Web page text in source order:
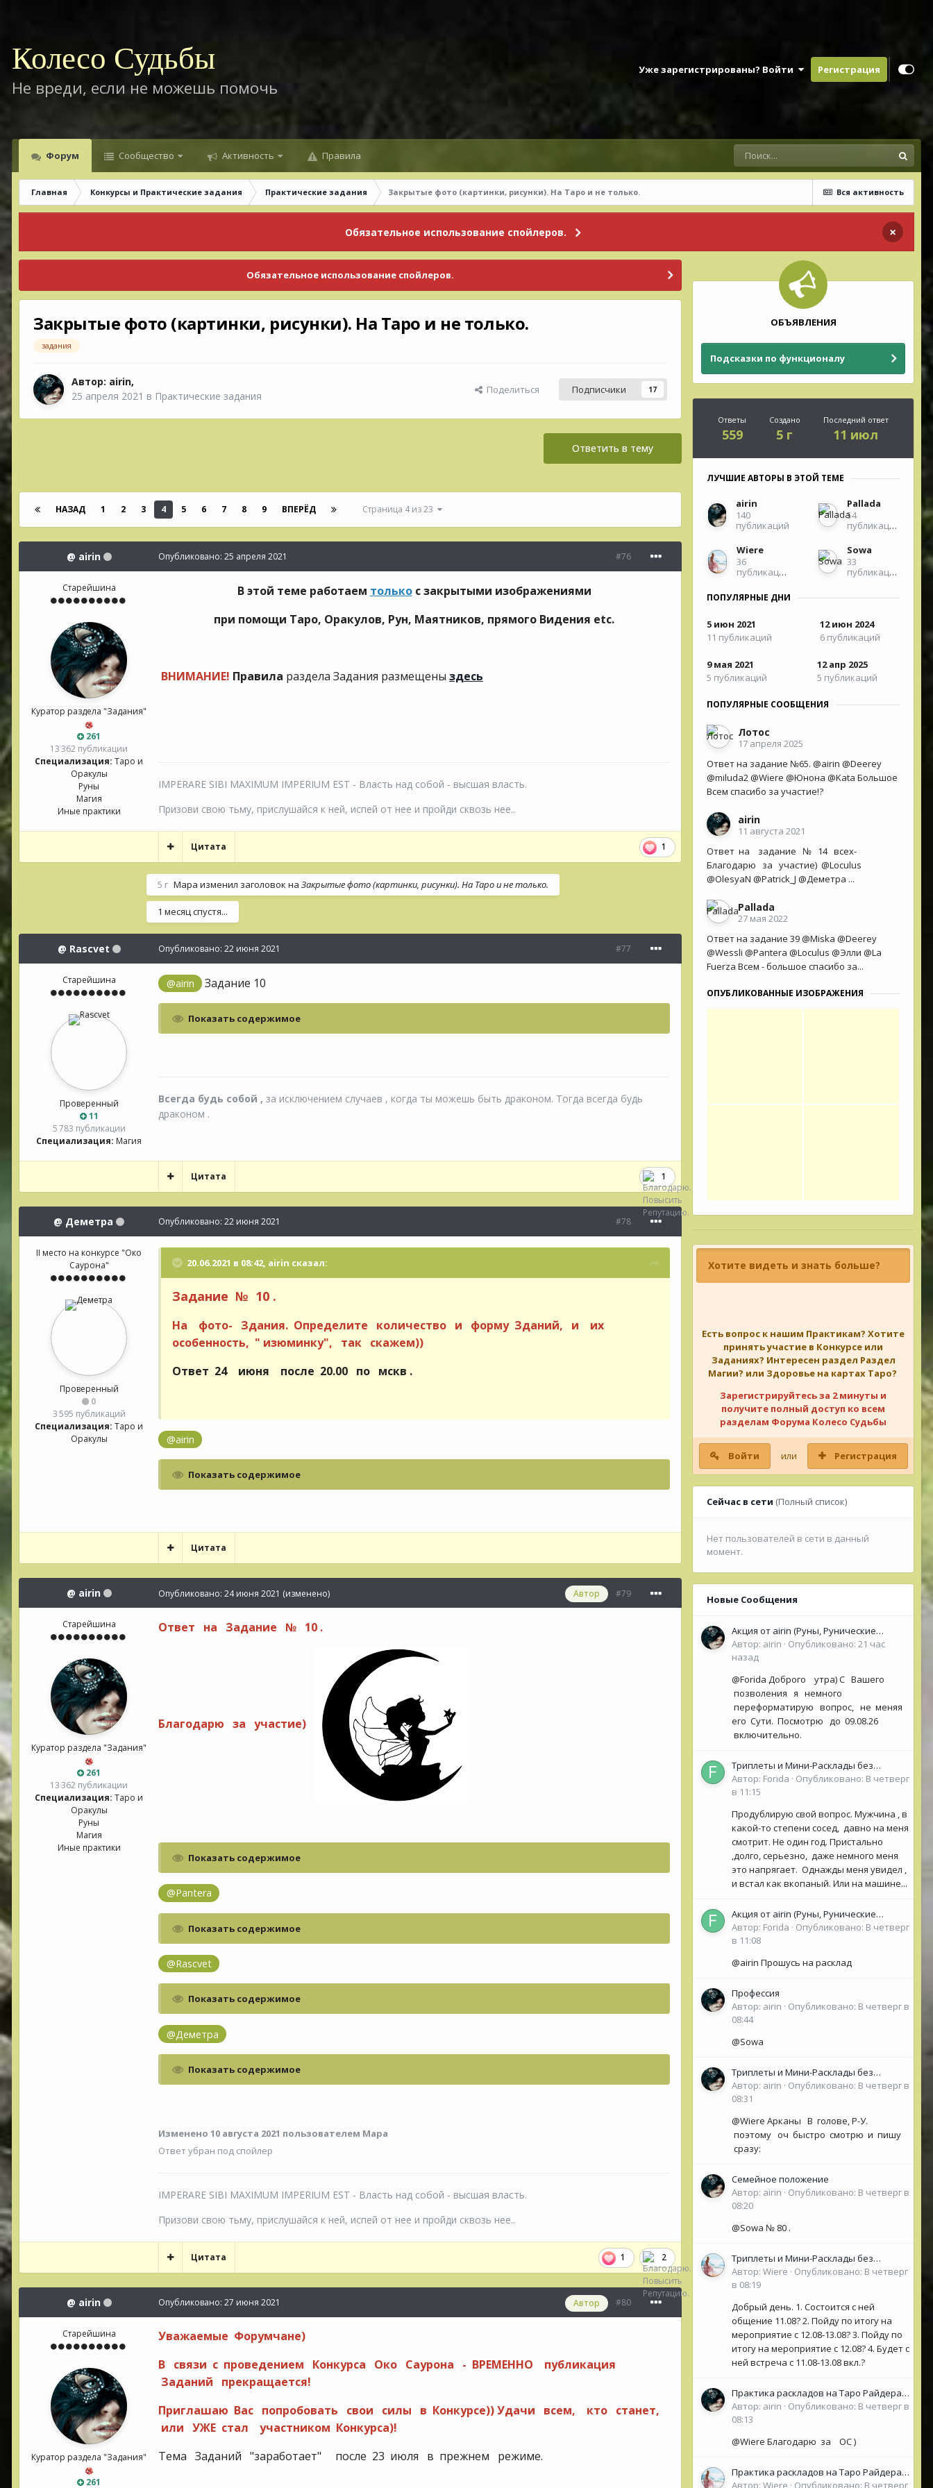
Колесо Судьбы
Не вреди, если не можешь помочь
Уже зарегистрированы? Войти Регистрация
Форум Сообщество Активность Правила
Вся активность
Главная Конкурсы и Практические задания Практические задания Закрытые фото (картинки, рисунки). На Таро и не только.
Обязательное использование спойлеров. ×
Обязательное использование спойлеров.
Закрытые фото (картинки, рисунки). На Таро и не только.
задания
Автор: airin,
25 апреля 2021 в Практические задания Поделиться Подписчики 17
Ответить в тему
НАЗАД 1 2 3 4 5 6 7 8 9 ВПЕРЁД Страница 4 из 23
@ airin
Старейшина
Куратор раздела "Задания"
261
13 362 публикации
Специализация: Таро и
Оракулы
Руны
Магия
Иные практики
#76
Опубликовано: 25 апреля 2021
В этой теме работаем толькос закрытыми изображениями
при помощи Таро, Оракулов, Рун, Маятников, прямого Видения etc.
ВНИМАНИЕ! Правила раздела Задания размещены здесь
1
Цитата
IMPERARE SIBI MAXIMUM IMPERIUM EST - Власть над собой - высшая власть.
Призови свою тьму, прислушайся к ней, испей от нее и пройди сквозь нее..
5 г Мара изменил заголовок на Закрытые фото (картинки, рисунки). На Таро и не только.
1 месяц спустя...
@ Rascvet
Старейшина
Проверенный
11
5 783 публикации
Специализация: Магия
#77
Опубликовано: 22 июня 2021
@airin Задание 10
Показать содержимое
1
Цитата
Всегда будь собой , за исключением случаев , когда ты можешь быть драконом. Тогда всегда будь
драконом .
@ Деметра
II место на конкурсе "Око
Саурона"
Проверенный
0
3 595 публикаций
Специализация: Таро и
Оракулы
#78
Опубликовано: 22 июня 2021
20.06.2021 в 08:42, airin сказал:
Задание № 10 .
На фото- Здания. Определите количество и форму Зданий, и их
особенность, " изюминку", так скажем))
Ответ 24 июня после 20.00 по мскв .
@airin
Показать содержимое
Цитата
@ airin
Старейшина
Куратор раздела "Задания"
261
13 362 публикации
Специализация: Таро и
Оракулы
Руны
Магия
Иные практики
Автор #79
Опубликовано: 24 июня 2021 (изменено)
Ответ на Задание № 10 .
Благодарю за участие)
Показать содержимое
@Pantera
Показать содержимое
@Rascvet
Показать содержимое
@Деметра
Показать содержимое
Изменено 10 августа 2021 пользователем Мара
Ответ убран под спойлер
1 2
Цитата
IMPERARE SIBI MAXIMUM IMPERIUM EST - Власть над собой - высшая власть.
Призови свою тьму, прислушайся к ней, испей от нее и пройди сквозь нее..
@ airin
Старейшина
Куратор раздела "Задания"
261
Автор #80
Опубликовано: 27 июня 2021
Уважаемые Форумчане)
В связи с проведением Конкурса Око Саурона - ВРЕМЕННО публикация
Заданий прекращается!
Приглашаю Вас попробовать свои силы в Конкурсе)) Удачи всем, кто станет,
или УЖЕ стал участником Конкурса)!
Тема Заданий "заработает" после 23 июля в прежнем режиме.
ОБЪЯВЛЕНИЯ
Подсказки по функционалу
Ответы
559
Создано
5 г
Последний ответ
11 июл
ЛУЧШИЕ АВТОРЫ В ЭТОЙ ТЕМЕ
airin
140
публикаций
Pallada
54
публикации
Wiere
36
публикаций
Sowa
33
публикации
ПОПУЛЯРНЫЕ ДНИ
5 июн 2021
11 публикаций
12 июн 2024
6 публикаций
9 мая 2021
5 публикаций
12 апр 2025
5 публикаций
ПОПУЛЯРНЫЕ СООБЩЕНИЯ
Лотос
17 апреля 2025
Ответ на задание №65. @airin @Deerey
@miluda2 @Wiere @Юнона @Kata Большое
Всем спасибо за участие!?
airin
11 августа 2021
Ответ на задание № 14 всех-
Благодарю за участие) @Loculus
@OlesyaN @Patrick_J @Деметра ...
Pallada
27 мая 2022
Ответ на задание 39 @Miska @Deerey
@Wessli @Pantera @Loculus @Элли @La
Fuerza Всем - большое спасибо за...
ОПУБЛИКОВАННЫЕ ИЗОБРАЖЕНИЯ
Хотите видеть и знать больше?
Есть вопрос к нашим Практикам? Хотите
принять участие в Конкурсе или
Заданиях? Интересен раздел Раздел
Магии? или Здоровье на картах Таро?
Зарегистрируйтесь за 2 минуты и
получите полный доступ ко всем
разделам Форума Колесо Судьбы
Войти или Регистрация
Сейчас в сети (Полный список)
Нет пользователей в сети в данный
момент.
Новые Сообщения
Акция от airin (Руны, Рунические
Оракулы, колоды Таро- Рун)
Автор: airin · Опубликовано: 21 час
назад
@Forida Доброго утра) С Вашего
позволения я немного
переформатирую вопрос, не меняя
его Сути. Посмотрю до 09.08.26
включительно.
Триплеты и Мини-Расклады без
обязательной ОС для НОВИЧКОВ (<50
сообщений)
Автор: Forida · Опубликовано: В четверг
в 11:15
Продублирую свой вопрос. Мужчина , в
какой-то степени сосед, давно на меня
смотрит. Не один год. Пристально
,долго, серьезно, даже немного меня
это напрягает. Однажды меня увидел ,
и встал как вкопаный. Или на машине...
Акция от airin (Руны, Рунические
Оракулы, колоды Таро- Рун)
Автор: Forida · Опубликовано: В четверг
в 11:08
@airin Прошусь на расклад
Профессия
Автор: airin · Опубликовано: В четверг в
08:44
@Sowa
Триплеты и Мини-Расклады без
обязательной ОС для НОВИЧКОВ (<50
сообщений)
Автор: airin · Опубликовано: В четверг в
08:31
@Wiere Арканы В голове, Р-У.
поэтому оч быстро смотрю и пишу
сразу:
Семейное положение
Автор: airin · Опубликовано: В четверг в
08:20
@Sowa № 80 .
Триплеты и Мини-Расклады без
обязательной ОС для НОВИЧКОВ (<50
сообщений)
Автор: Wiere · Опубликовано: В четверг
в 08:19
Добрый день. 1. Состоится с ней
общение 11.08? 2. Пойду по итогу на
мероприятие с 12.08-13.08? 3. Пойду по
итогу на мероприятие с 12.08? 4. Будет с
ней встреча с 11.08-13.08 вкл.?
Практика раскладов на Таро Райдера
Уэйта
Автор: airin · Опубликовано: В четверг в
08:13
@Wiere Благодарю за ОС )
Практика раскладов на Таро Райдера
Уэйта
Автор: Wiere · Опубликовано: В четверг